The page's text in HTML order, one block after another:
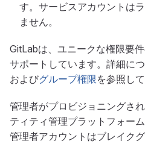
す。サービスアカウントは
ません。
GitLabは、ユニークな権限要
サポートしています。詳細につ
およびグループ権限を参照し
管理者がプロビジョニングさ
ティティ管理プラットフォー
管理者アカウントはブレイク